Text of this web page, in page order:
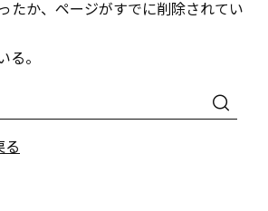
たか、ページがすでに削除されてい
る。
索